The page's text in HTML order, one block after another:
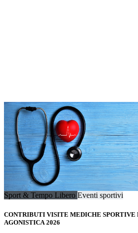
Sport & Tempo Libero Eventi sportivi
CONTRIBUTI VISITE MEDICHE
AGONISTICA 2026